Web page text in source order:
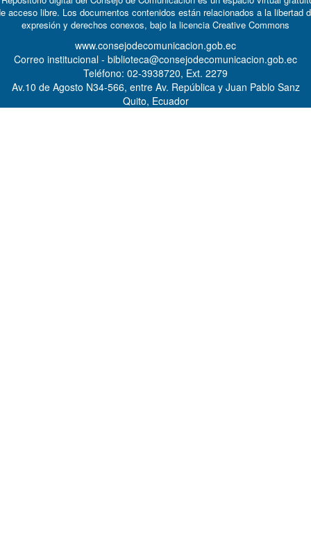
acceso libre. Los documentos contenidos están relacionados a la libertad
expresión y derechos conexos, bajo la licencia Creative Commons
www.consejodecomunicacion.gob.ec
Correo institucional - biblioteca@consejodecomunicacion.gob.ec
Teléfono: 02-3938720, Ext. 2279
Av.10 de Agosto N34-566, entre Av. República y Juan Pablo Sanz
Quito, Ecuador